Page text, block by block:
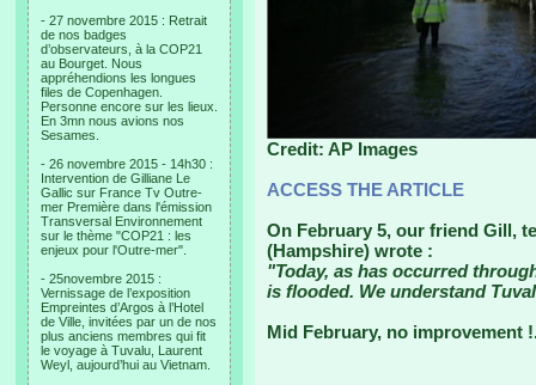
- 27 novembre 2015 : Retrait
de nos badges
d’observateurs, à la COP21
au Bourget. Nous
appréhendions les longues
files de Copenhagen.
Personne encore sur les lieux.
En 3mn nous avions nos
Sesames.
- 26 novembre 2015 - 14h30 :
Intervention de Gilliane Le
Gallic sur France Tv Outre-
mer Première dans l'émission
Transversal Environnement
sur le thème "COP21 : les
enjeux pour l'Outre-mer".
- 25novembre 2015 :
Vernissage de l’exposition
Empreintes d’Argos à l’Hotel
de Ville, invitées par un de nos
plus anciens membres qui fit
le voyage à Tuvalu, Laurent
Weyl, aujourd’hui au Vietnam.
Credit: AP Images
ACCESS THE ARTICLE
On February 5, our friend Gill,
(Hampshire) wrote :
"Today, as has occurred
is flooded. We understand
Mid February, no improvement